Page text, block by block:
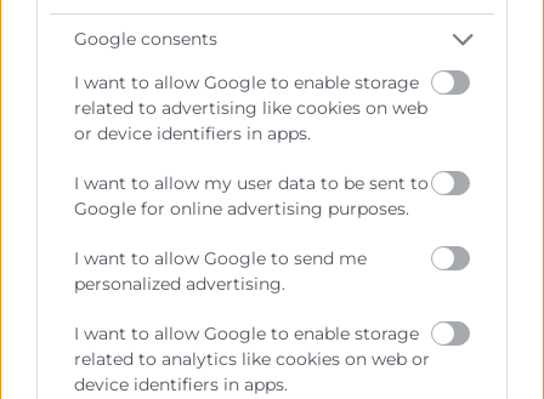
Google consents
I want to allow Google to enable storage
related to advertising like cookies on web
or device identifiers in apps.
I want to allow my user data to be sent to
Google for online advertising purposes.
I want to allow Google to send me
personalized advertising.
I want to allow Google to enable storage
related to analytics like cookies on web or
device identifiers in apps.
Coordinador Gestión de Proyectos
963 103 944
rmossi@camaravalencia.com